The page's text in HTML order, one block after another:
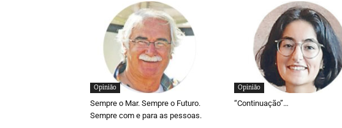
Opinião
Sempre o Mar. Sempre o Futuro.
Sempre com e para as pessoas.
Opinião
“Continuação”…